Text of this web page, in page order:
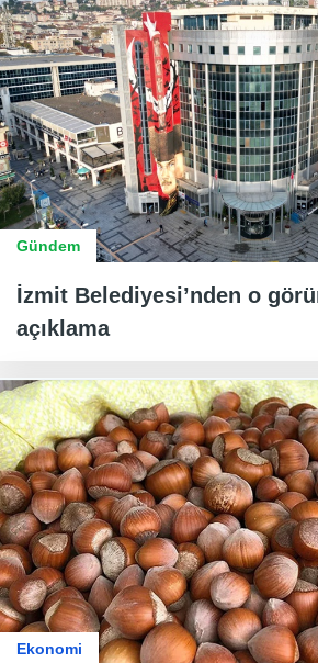
Gündem
İzmit Belediyesi’nden o
açıklama
Ekonomi